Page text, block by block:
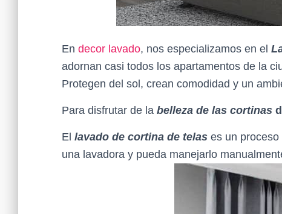
En decor lavado, nos especializamos en el
adornan casi todos los apartamentos de la
Protegen del sol, crean comodidad y un
Para disfrutar de la belleza de las cortinas
El lavado de cortina de telas es un
una lavadora y pueda manejarlo